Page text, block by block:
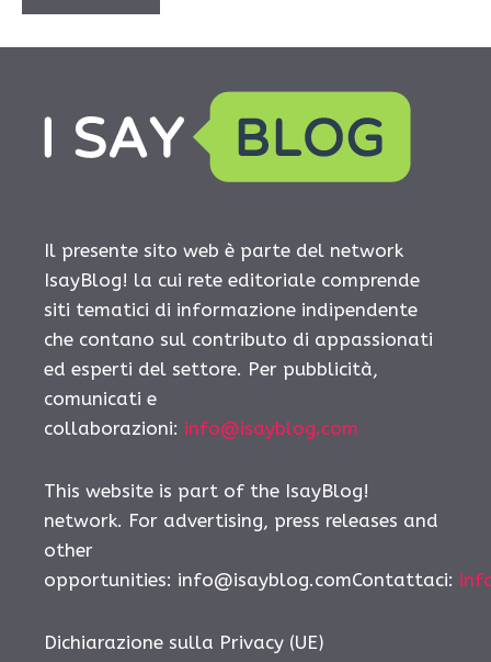
Il presente sito web è parte del network
IsayBlog! la cui rete editoriale comprende
siti tematici di informazione indipendente
che contano sul contributo di appassionati
ed esperti del settore. Per pubblicità,
comunicati e
collaborazioni: info@isayblog.com
This website is part of the IsayBlog!
network. For advertising, press releases and
other
opportunities: info@isayblog.comContattaci:
Dichiarazione sulla Privacy (UE)